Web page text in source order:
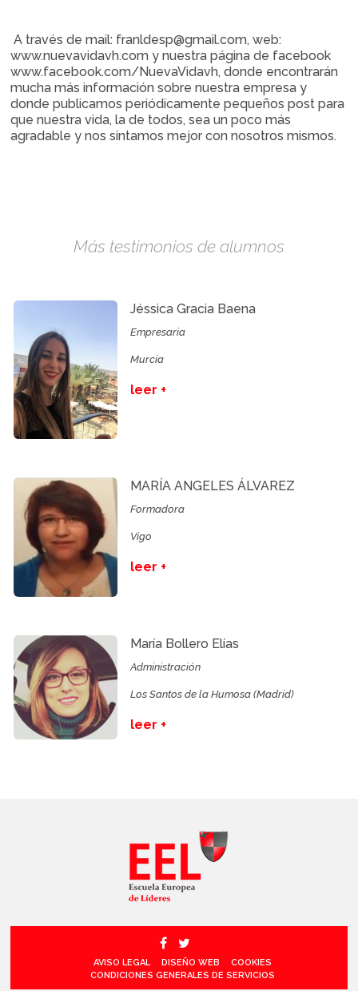
A través de mail: franldesp@gmail.com, web:
www.nuevavidavh.com y nuestra página de facebook
www.facebook.com/NuevaVidavh, donde encontrarán
mucha más información sobre nuestra empresa y
donde publicamos periódicamente pequeños post para
que nuestra vida, la de todos, sea un poco más
agradable y nos sintamos mejor con nosotros mismos.
Más testimonios de alumnos
Jéssica Gracia Baena
Empresaria
Murcia
leer +
MARÍA ANGELES ÁLVAREZ
Formadora
Vigo
leer +
María Bollero Elías
Administración
Los Santos de la Humosa (Madrid)
leer +
AVISO LEGAL DISEÑO WEB
COOKIES
CONDICIONES GENERALES DE SERVICIOS